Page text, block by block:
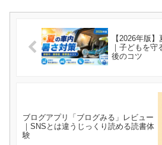
【2026年版
｜子どもを
後のコツ
ブログアプリ「ブログみる」レビュー
｜SNSとは違うじっくり読める読書体
験